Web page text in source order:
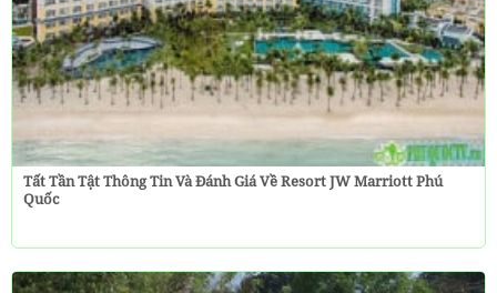
Tất Tần Tật Thông Tin Và Đánh Giá Về Resort JW Marriott Phú
Quốc